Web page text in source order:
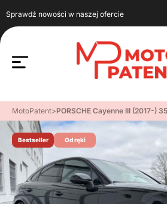
Sprawdź nowości w naszej ofercie
MotoPatent>PORSCHE Cayenne III (2017-)
Bestseller Od ręki